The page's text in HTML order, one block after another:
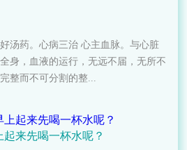
汤药。心病三治 心主血脉。与心脏
身，血液的运行，无远不届，无所不
整而不可分割的整...
来先喝一杯水呢？